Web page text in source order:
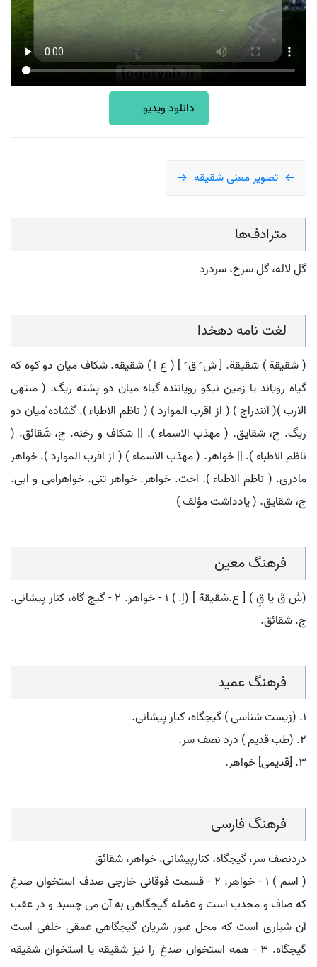
دانلود ویدیو
تصویر معنی شقیقه
مترادف‌ها
گل لاله، گل سرخ، سردرد
لغت نامه دهخدا
( شقیقة ) شقیقة. [ ش َ ق َ ] ( ع اِ ) شقیقه. شکاف میان دو کوه که
گیاه رویاند یا زمین نیکو رویاننده گیاه میان دو پشته ریگ. ( منتهی
الارب )( آنندراج ) ( از اقرب الموارد ) ( ناظم الاطباء ). گشاده ٔمیان دو
ریگ. ج، شقایق. ( مهذب الاسماء ). || شکاف و رخنه. ج، شَقائق. (
ناظم الاطباء ). || خواهر. ( مهذب الاسماء ) ( از اقرب الموارد ). خواهر
مادری. ( ناظم الاطباء ). اخت. خواهر. خواهر تنی. خواهرامی و ابی.
ج، شقایق. ( یادداشت مؤلف )
فرهنگ معین
(شَ قَ یا قِ ) [ ع.شقیقة ] (اِ. ) ۱ - خواهر. ۲ - گیج گاه، کنار پیشانی.
ج. شقائق.
فرهنگ عمید
۱. (زیست شناسی ) گیجگاه، کنار پیشانی.
۲. (طب قدیم ) درد نصف سر.
۳. [قدیمی] خواهر.
فرهنگ فارسی
دردنصف سر، گیجگاه، کنارپیشانی، خواهر، شقائق
( اسم ) ۱ - خواهر. ۲ - قسمت فوقانی خارجی صدف استخوان صدغ
که صاف و محدب است و عضله گیجگاهی به آن می چسبد و در عقب
آن شیاری است که محل عبور شریان گیجگاهی عمقی خلفی است
گیجگاه. ۳ - همه استخوان صدغ را نیز شقیقه یا استخوان شقیقه